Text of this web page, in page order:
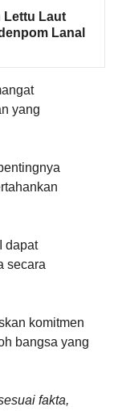
Lettu Laut
Lanal
yang
dapat
secara
komitmen
bangsa yang
fakta,